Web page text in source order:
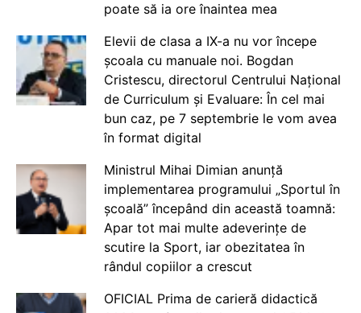
poate să ia ore înaintea mea
Elevii de clasa a IX-a nu vor începe
școala cu manuale noi. Bogdan
Cristescu, directorul Centrului Național
de Curriculum și Evaluare: În cel mai
bun caz, pe 7 septembrie le vom avea
în format digital
Ministrul Mihai Dimian anunță
implementarea programului „Sportul în
școală” începând din această toamnă:
Apar tot mai multe adeverințe de
scutire la Sport, iar obezitatea în
rândul copiilor a crescut
OFICIAL Prima de carieră didactică